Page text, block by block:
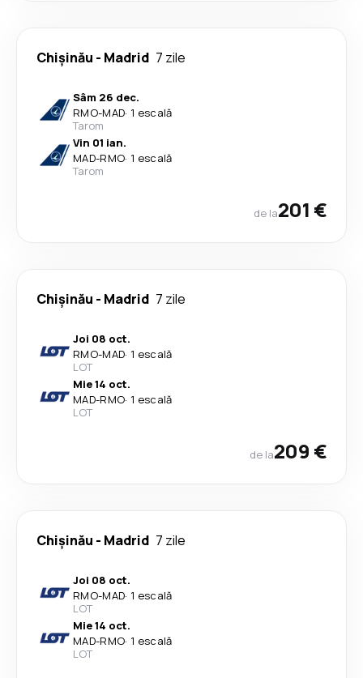
Chişinău - Madrid 7 zile
Sâm 26 dec.
RMO-MAD· 1 escală
Tarom
Vin 01 ian.
MAD-RMO· 1 escală
Tarom
de la201 €
Chişinău - Madrid 7 zile
Joi 08 oct.
RMO-MAD· 1 escală
LOT
Mie 14 oct.
MAD-RMO· 1 escală
LOT
de la209 €
Chişinău - Madrid 7 zile
Joi 08 oct.
RMO-MAD· 1 escală
LOT
Mie 14 oct.
MAD-RMO· 1 escală
LOT